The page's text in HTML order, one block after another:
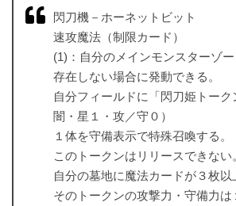
閃刀機－ホーネットビット
速攻魔法（制限カード）
(1)：自分のメインモンスターゾ
存在しない場合に発動できる。
自分フィールドに「閃刀姫トーク
闇・星１・攻／守０）
１体を守備表示で特殊召喚する。
このトークンはリリースできない
自分の墓地に魔法カードが３枚以
そのトークンの攻撃力・守備力は